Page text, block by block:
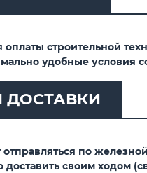
оплаты строительной
удобные условия
ДОСТАВКИ
по
своим ходом